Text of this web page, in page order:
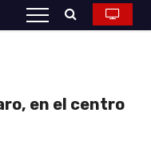
en el centro